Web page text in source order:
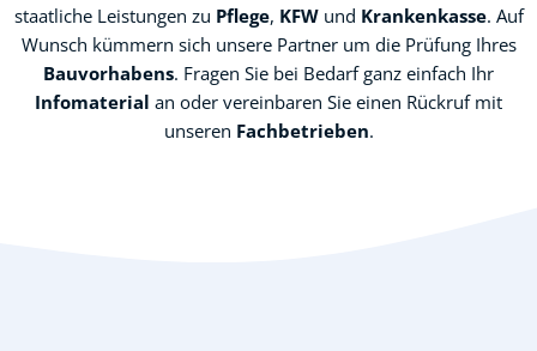
staatliche Leistungen zu Pflege, KFWund Krankenkasse. Auf
Wunsch kümmern sich unsere Partner um die Prüfung Ihres
Bauvorhabens. Fragen Sie bei Bedarf ganz einfach Ihr
Infomaterial an oder vereinbaren Sie einen Rückruf mit
unseren Fachbetrieben.